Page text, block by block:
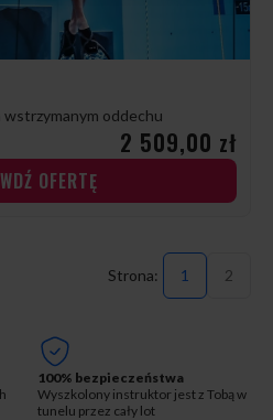
oddechu
2 509,00 zł
OFERTĘ
1 2
100% bezpieczeństwa
Wyszkolony instruktor jest z Tobą w
tunelu przez cały lot